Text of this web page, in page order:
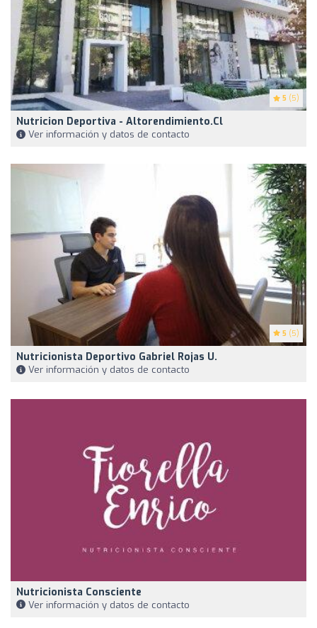
5 (5)
Nutricion Deportiva - Altorendimiento.cl
Ver información y datos de contacto
5 (5)
Nutricionista Deportivo Gabriel Rojas U.
Ver información y datos de contacto
Nutricionista Consciente
Ver información y datos de contacto